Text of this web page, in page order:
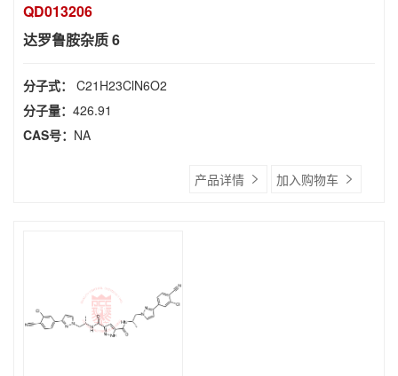
QD013206
达罗鲁胺杂质 6
分子式： C21H23ClN6O2
分子量： 426.91
CAS号： NA
产品详情 加入购物车